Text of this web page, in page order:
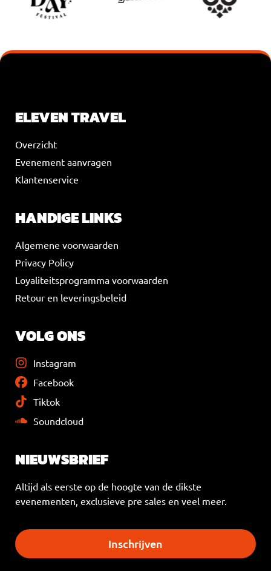
ELEVEN TRAVEL
Overzicht
Evenement aanvragen
Klantenservice
HANDIGE LINKS
Algemene voorwaarden
Privacy Policy
Loyaliteitsprogramma voorwaarden
Retour en leveringsbeleid
VOLG ONS
Instagram
Facebook
Tiktok
Soundcloud
NIEUWSBRIEF
Altijd als eerste op de hoogte van de dikste
evenementen, exclusieve pre sales en veel meer.
Inschrijven